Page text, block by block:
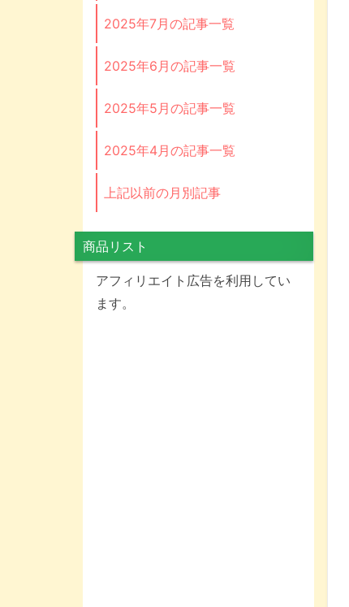
2025年7月の記事一覧
2025年6月の記事一覧
2025年5月の記事一覧
2025年4月の記事一覧
上記以前の月別記事
商品リスト
アフィリエイト広告を利用してい
ます。